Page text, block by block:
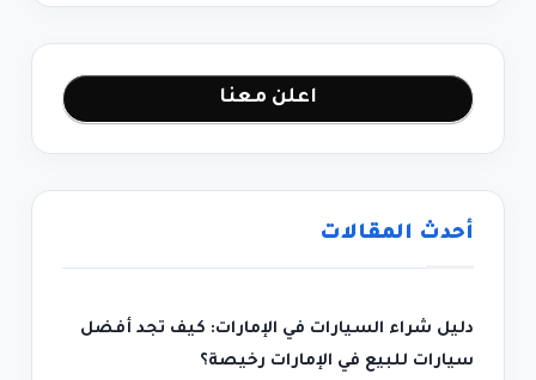
اعلن معنا
أحدث المقالات
دليل شراء السيارات في الإمارات: كيف تجد أفضل
سيارات للبيع في الإمارات رخيصة؟